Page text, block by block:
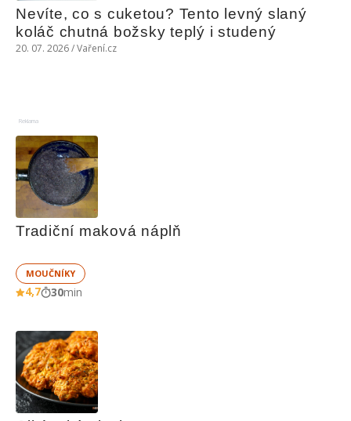
Nevíte, co s cuketou? Tento levný slaný
koláč chutná božsky teplý i studený
20. 07. 2026 / Vaření.cz
Reklama
Tradiční maková náplň
MOUČNÍKY
4,7 30min